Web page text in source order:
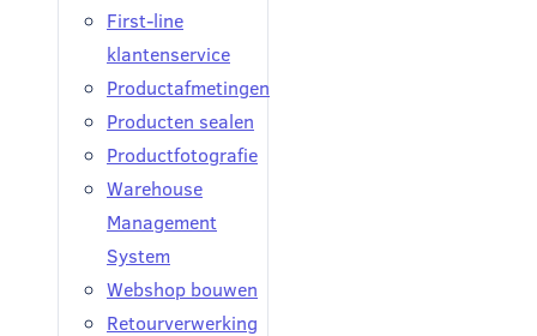
First-line
klantenservice
Productafmetingen
Producten sealen
Productfotografie
Warehouse
Management
System
Webshop bouwen
Retourverwerking